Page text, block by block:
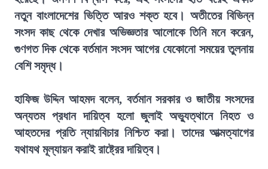
নতুন বাংলাদেশের ভিত্তি আরও শক্ত হবে। অতীতের বিভিন্ন
সংসদ কাছ থেকে দেখার অভিজ্ঞতার আলোকে তিনি মনে করেন,
গুণগত দিক থেকে বর্তমান সংসদ আগের যেকোনো সময়ের তুলনায়
বেশি সমৃদ্ধ।
হাফিজ উদ্দিন আহমদ বলেন, বর্তমান সরকার ও জাতীয় সংসদের
অন্যতম প্রধান দায়িত্ব হলো জুলাই অভ্যুত্থানে নিহত ও
আহতদের প্রতি ন্যায়বিচার নিশ্চিত করা। তাদের আত্মত্যাগের
যথাযথ মূল্যায়ন করাই রাষ্ট্রের দায়িত্ব।